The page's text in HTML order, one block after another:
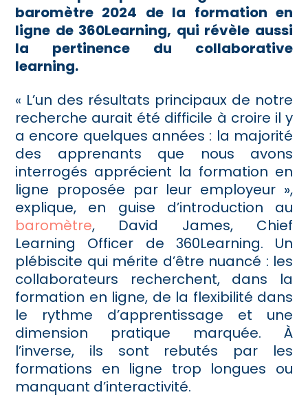
baromètre 2024 de la formation en
ligne de 360Learning, qui révèle aussi
la pertinence du collaborative
learning.
« L’un des résultats principaux de notre
recherche aurait été difficile à croire il y
a encore quelques années : la majorité
des apprenants que nous avons
interrogés apprécient la formation en
ligne proposée par leur employeur »,
explique, en guise d’introduction au
baromètre, David James, Chief
Learning Officer de 360Learning. Un
plébiscite qui mérite d’être nuancé : les
collaborateurs recherchent, dans la
formation en ligne, de la flexibilité dans
le rythme d’apprentissage et une
dimension pratique marquée. À
l’inverse, ils sont rebutés par les
formations en ligne trop longues ou
manquant d’interactivité.